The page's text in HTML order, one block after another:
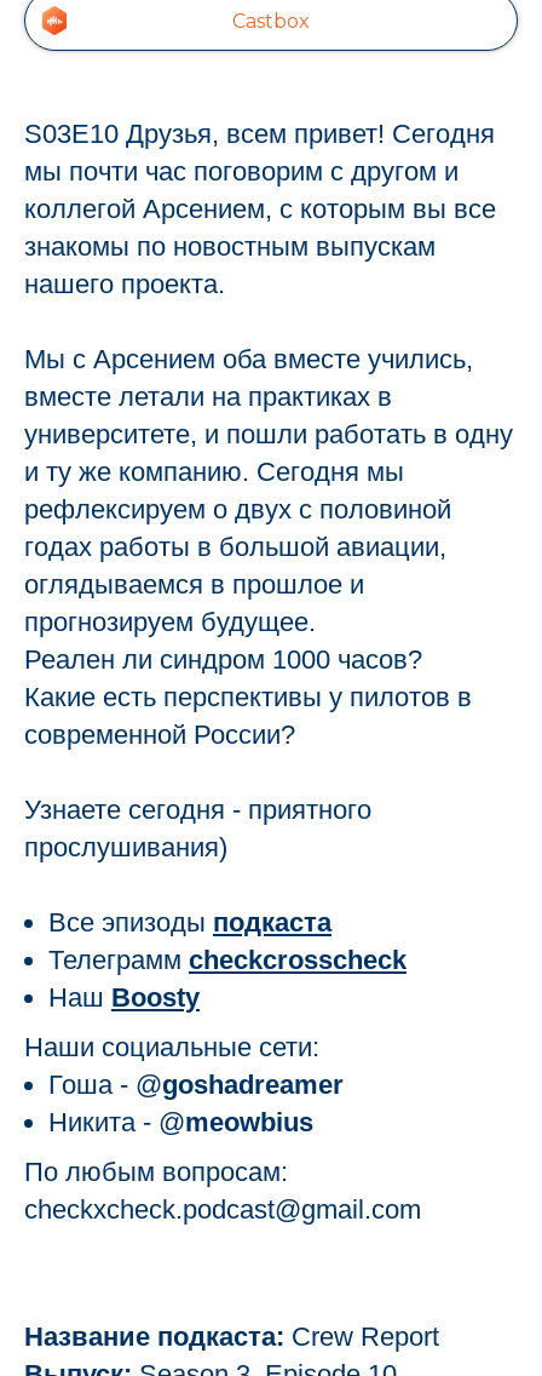
Castbox
S03E10 Друзья, всем привет! Сегодня
мы почти час поговорим с другом и
коллегой Арсением, с которым вы все
знакомы по новостным выпускам
нашего проекта.
Мы с Арсением оба вместе учились,
вместе летали на практиках в
университете, и пошли работать в одну
и ту же компанию. Сегодня мы
рефлексируем о двух с половиной
годах работы в большой авиации,
оглядываемся в прошлое и
прогнозируем будущее.
Реален ли синдром 1000 часов?
Какие есть перспективы у пилотов в
современной России?
Узнаете сегодня - приятного
прослушивания)
Все эпизоды подкаста
Телеграмм checkcrosscheck
Наш Boosty
Наши социальные сети:
Гоша - @goshadreamer
Никита - @meowbius
По любым вопросам:
checkxcheck.podcast@gmail.com
Название подкаста: Crew Report